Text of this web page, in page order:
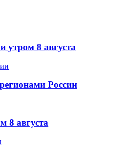
утром 8 августа
России
8 августа